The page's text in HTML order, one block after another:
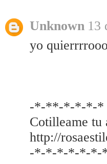
Unknown 13
yo
-*-**-*-*-*-*
Cotilleame tu
http://
-*-*-*-*-*-*-